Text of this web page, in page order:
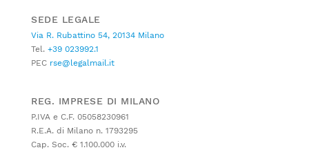
SEDE LEGALE
Via R. Rubattino 54, 20134 Milano
Tel. +39 023992.1
PEC rse@legalmail.it
REG. IMPRESE DI MILANO
P.IVA e C.F. 05058230961
R.E.A. di Milano n. 1793295
Cap. Soc. € 1.100.000 i.v.